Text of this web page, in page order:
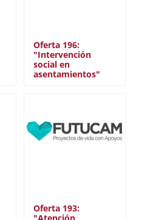
Oferta 196:
"Intervención
social en
asentamientos"
Oferta 193: